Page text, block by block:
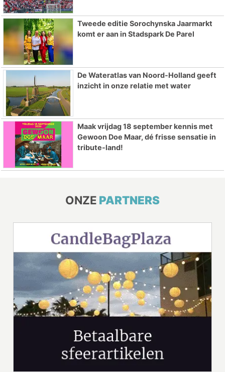
Tweede editie Sorochynska Jaarmarkt
komt er aan in Stadspark De Parel
De Wateratlas van Noord-Holland geeft
inzicht in onze relatie met water
Maak vrijdag 18 september kennis met
Gewoon Doe Maar, dé frisse sensatie in
tribute-land!
ONZE PARTNERS